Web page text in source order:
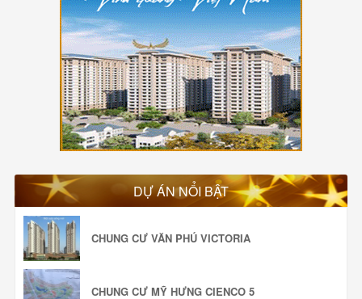
DỰ ÁN NỔI BẬT
CHUNG CƯ VĂN PHÚ VICTORIA
CHUNG CƯ MỸ HƯNG CIENCO 5